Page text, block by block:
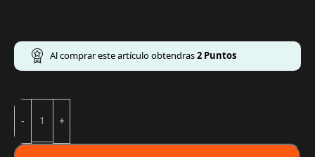
Al comprar este artículo obtendras2 Puntos